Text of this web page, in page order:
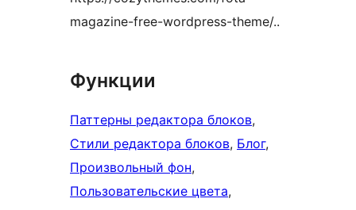
magazine-free-wordpress-theme/..
Функции
Паттерны редактора блоков
Стили редактора блоков, Блог
Произвольный фон
Пользовательские цвета